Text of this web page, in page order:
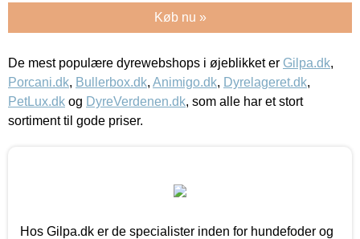
Køb nu »
De mest populære dyrewebshops i øjeblikket er Gilpa.dk,
Porcani.dk, Bullerbox.dk, Animigo.dk, Dyrelageret.dk,
PetLux.dk og DyreVerdenen.dk, som alle har et stort
sortiment til gode priser.
Hos Gilpa.dk er de specialister inden for hundefoder og